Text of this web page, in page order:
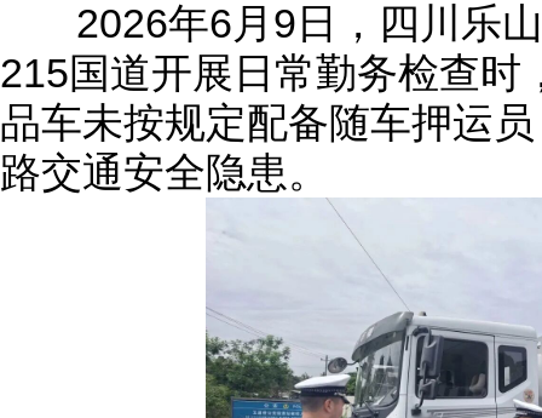
2026年6月9日，四川乐山
215国道开展日常勤务检查时
品车未按规定配备随车押运
路交通安全隐患。